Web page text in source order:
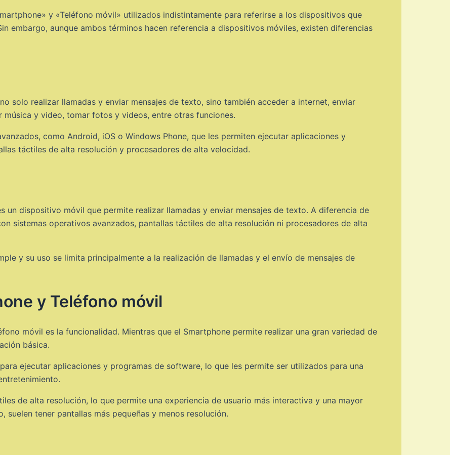
y «Teléfono móvil» utilizados indistintamente para referirse a los dispositivos que
embargo, aunque ambos términos hacen referencia a dispositivos móviles, existen diferencias
solo realizar llamadas y enviar mensajes de texto, sino también acceder a internet, enviar
y video, tomar fotos y videos, entre otras funciones.
como Android, iOS o Windows Phone, que les permiten ejecutar aplicaciones y
táctiles de alta resolución y procesadores de alta velocidad.
un dispositivo móvil que permite realizar llamadas y enviar mensajes de texto. A diferencia de
sistemas operativos avanzados, pantallas táctiles de alta resolución ni procesadores de alta
y su uso se limita principalmente a la realización de llamadas y el envío de mensajes de
y Teléfono móvil
móvil es la funcionalidad. Mientras que el Smartphone permite realizar una gran variedad de
básica.
ejecutar aplicaciones y programas de software, lo que les permite ser utilizados para una
de alta resolución, lo que permite una experiencia de usuario más interactiva y una mayor
tener pantallas más pequeñas y menos resolución.